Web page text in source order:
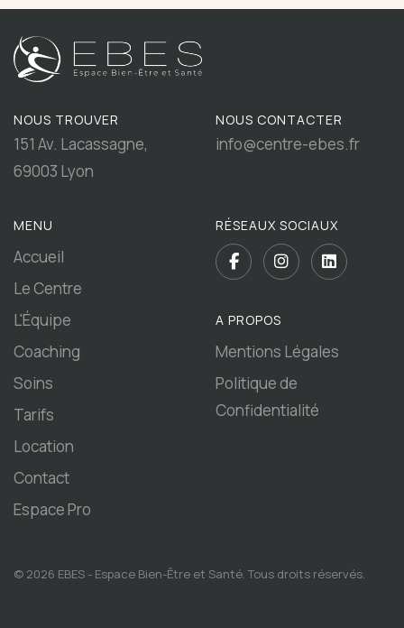
NOUS TROUVER
151 Av. Lacassagne,
69003 Lyon
NOUS CONTACTER
info@centre-ebes.fr
MENU
Accueil
Le Centre
L'Équipe
Coaching
Soins
Tarifs
Location
Contact
Espace Pro
RÉSEAUX SOCIAUX
A PROPOS
Mentions Légales
Politique de
Confidentialité
© 2026 EBES - Espace Bien-Être et Santé. Tous droits réservés.